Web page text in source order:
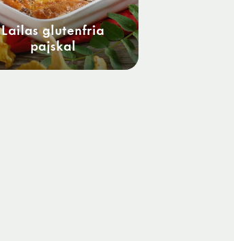
Lailas glutenfria
pajskal